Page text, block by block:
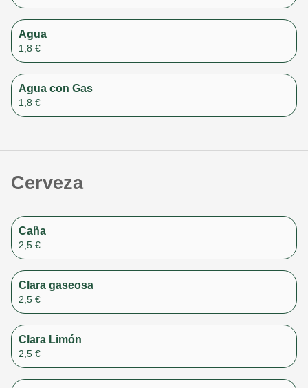
Agua
1,8 €
Agua con Gas
1,8 €
Cerveza
Caña
2,5 €
Clara gaseosa
2,5 €
Clara Limón
2,5 €